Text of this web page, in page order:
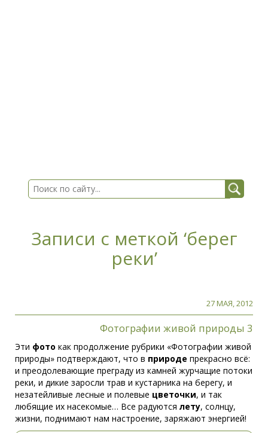
Записи с меткой ‘берег
реки’
27 МАЯ, 2012
Фотографии живой природы 3
Эти фото как продолжение рубрики «Фотографии живой
природы» подтверждают, что в природе прекрасно всё:
и преодолевающие преграду из камней журчащие потоки
реки, и дикие заросли трав и кустарника на берегу, и
незатейливые лесные и полевые цветочки, и так
любящие их насекомые… Все радуются лету, солнцу,
жизни, поднимают нам настроение, заряжают энергией!